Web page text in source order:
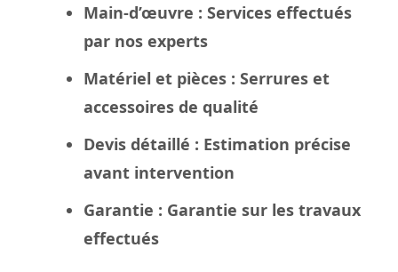
Main-d’œuvre : Services effectués
par nos experts
Matériel et pièces : Serrures et
accessoires de qualité
Devis détaillé : Estimation précise
avant intervention
Garantie : Garantie sur les travaux
effectués